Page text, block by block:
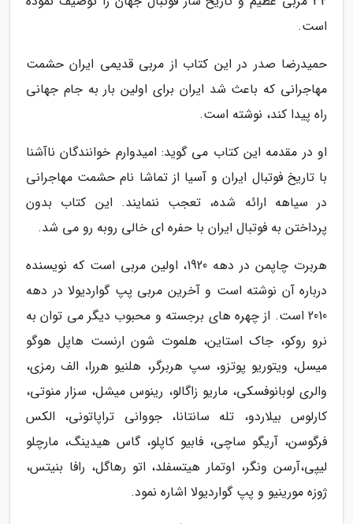
است.
حمیدرضا صدر در این کتاب از مربی قدیمی ایران حشمت
مهاجرانی که باعث شد ایران برای اولین بار به جام جهانی
راه پیدا کند، نوشته است.
او در مقدمه این کتاب می گوید: امیدوارم خوانندگان ناآشنا
با تاریخ فوتبال ایران و آسیا از تماشا نام حشمت مهاجرانی
در سیاهه ارائه شده، تعجب ننمایند. این کتاب بدون
پرداختن به فوتبال ایران با حفره ای خالی روبه رو می شد.
هربرت چاپمن در دهه 1920، اولین مربی است که نویسنده
درباره آن نوشته است و آخرین مربی پپ گواردیولا در دهه
2010 است. از چهره های برجسته و محبوب دیگر می توان به
نرو روکو، جاک استاین، هلموت شون ارنست هاپل هوگو
میسل، ویتوریو پوتزو، سپ هربرگر، هلنیو هررا، الف رمزی،
والری لوبانوفسکی، ماریو زاگالو، رینوس میشل، سزار منوتی،
کارلوس بیلاردو، تله سانتانا، جووانی تراپاتونی، الکس
فرگوسن، آریگو ساچی، فابیو کاپلو، گاس هیدینگ، مارچلو
لیپی،آرسن ونگر، اوتمار هیتسفلد، اتو رهاگل، رافا بنیتس،
ژوزه مورینیو و پپ گواردیولا اشاره نمود.